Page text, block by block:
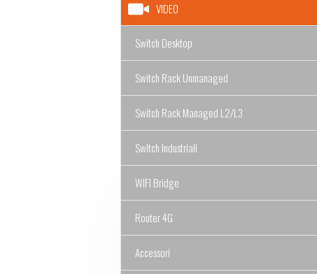
VIDEO
Switch Desktop
Switch Rack Unmanaged
Switch Rack Managed L2/L3
Switch Industriali
WIFI Bridge
Router 4G
Accessori